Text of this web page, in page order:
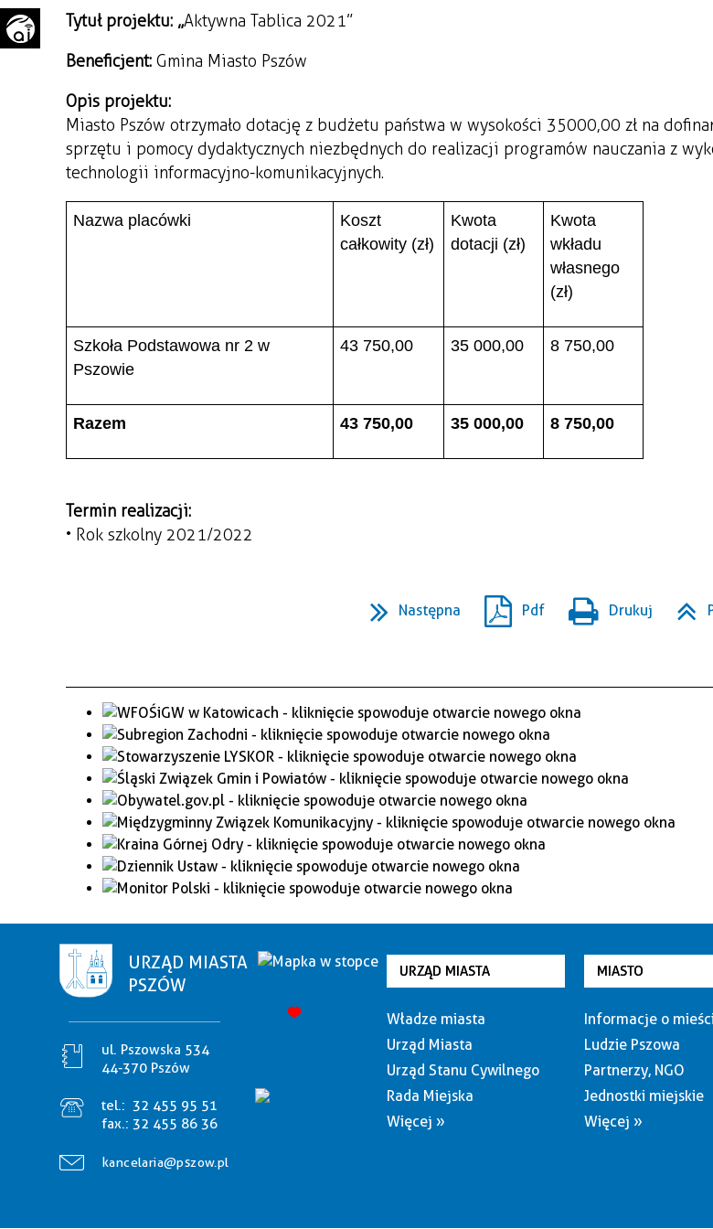
WAŻNE TELEFONY
GAZETA SAMORZĄDOWA
PRZESTRZENNE
Tytuł projektu: „Aktywna Tablica 2021”
Beneficjent: Gmina Miasto Pszów
Opis projektu:
Miasto Pszów otrzymało dotację z budżetu państwa w wysokości 35 000,00 zł na
sprzętu i pomocy dydaktycznych niezbędnych do realizacji programów nauczania z
technologii informacyjno-komunikacyjnych.
Nazwa placówki
Koszt
całkowity (zł)
Kwota
dotacji (zł)
Kwota
wkładu
własnego
(zł)
Szkoła Podstawowa nr 2 w
Pszowie
43 750,00 35 000,00 8 750,00
Razem 43 750,00 35 000,00 8 750,00
Termin realizacji:
• Rok szkolny 2021/2022
Następna Pdf Drukuj
URZĄD MIASTA
PSZÓW
ul. Pszowska 534
44-370 Pszów
tel.: 32 455 95 51
fax.: 32 455 86 36
kancelaria@pszow.pl
URZĄD MIASTA
Władze miasta
Urząd Miasta
Urząd Stanu Cywilnego
Rada Miejska
Więcej »
MIASTO
Informacje o
Ludzie Pszowa
Partnerzy, NGO
Jednostki miejskie
Więcej »